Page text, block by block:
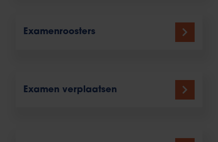
Examenroosters
Examen verplaatsen